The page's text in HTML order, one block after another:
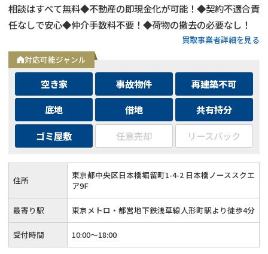
相談はすべて無料◆不動産の即現金化が可能！◆契約不適合責
任なしで安心◆仲介手数料不要！◆荷物の撤去の必要なし！
買取事業者詳細を見る
対応可能ジャンル
空き家 事故物件
再建築不可
底地
借地
共有持分
ゴミ屋敷
任意売却 リースバック
住所
東京都中央区日本橋堀留町1-4-2 日本橋ノーススクエ
ア9F
最寄り駅 東京メトロ・都営地下鉄浅草線人形町駅より徒歩4分
受付時間 10:00～18:00